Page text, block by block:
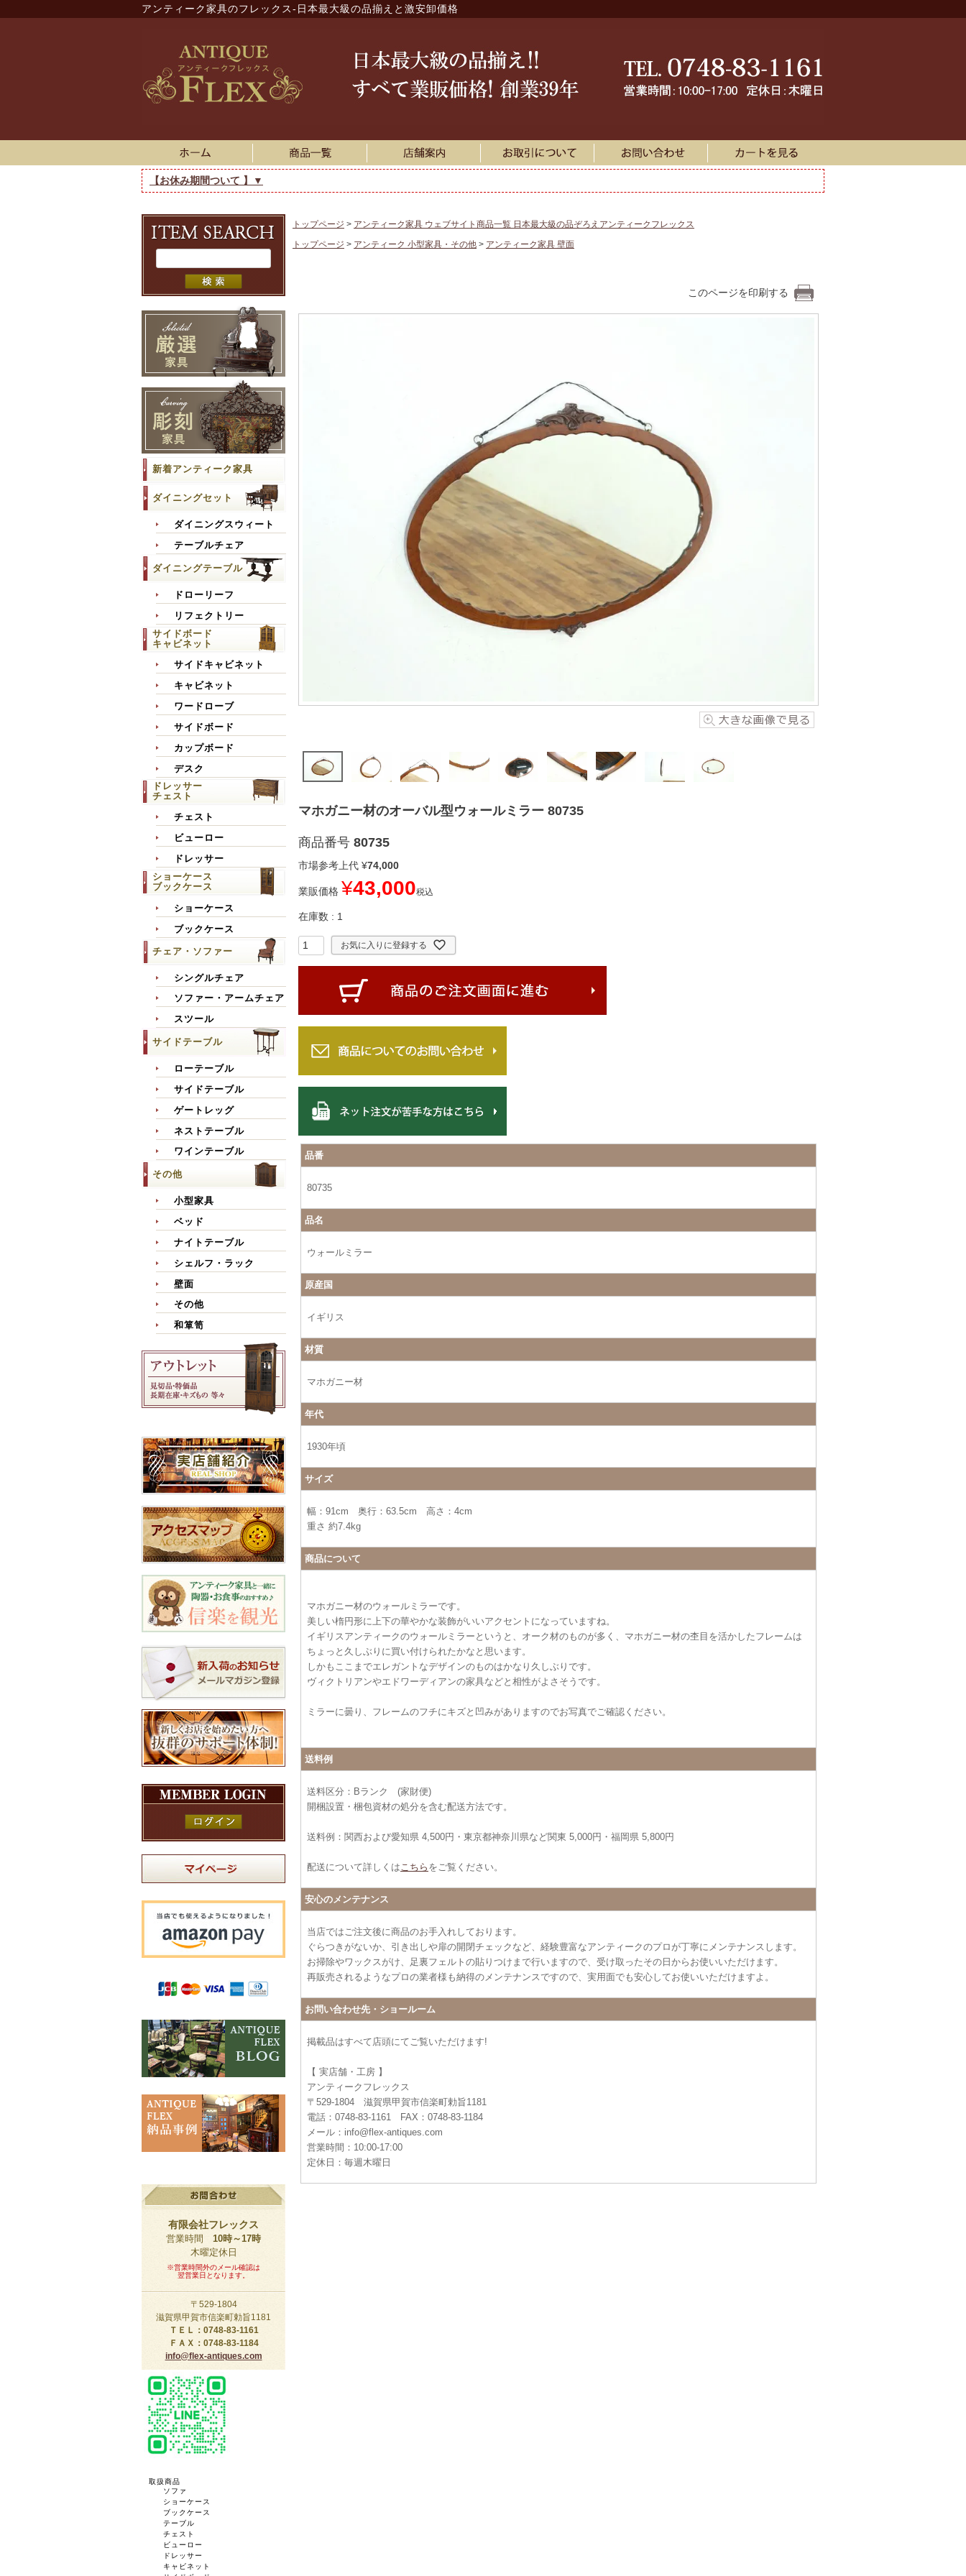
アンティーク家具のフレックス-日本最大級の品揃えと激安卸価格
【お休み期間ついて 】▼
新着アンティーク家具
ダイニングセット
ダイニングスウィート
テーブルチェア
ダイニングテーブル
ドローリーフ
リフェクトリー
サイドボード
キャビネット
サイドキャビネット
キャビネット
ワードローブ
サイドボード
カップボード
デスク
ドレッサー
チェスト
チェスト
ビューロー
ドレッサー
ショーケース
ブックケース
ショーケース
ブックケース
チェア・ソファー
シングルチェア
ソファー・アームチェア
スツール
サイドテーブル
ローテーブル
サイドテーブル
ゲートレッグ
ネストテーブル
ワインテーブル
その他
小型家具
ベッド
ナイトテーブル
シェルフ・ラック
壁面
その他
和箪笥
有限会社フレックス
営業時間 10時～17時
木曜定休日
※営業時間外のメール確認は
翌営業日となります。
〒529-1804
滋賀県甲賀市信楽町勅旨1181
ＴＥＬ：0748-83-1161
ＦＡＸ：0748-83-1184
info@flex-antiques.com
取扱商品
ソファ
ショーケース
ブックケース
テーブル
チェスト
ビューロー
ドレッサー
キャビネット
トップページ
アンティーク家具 ウェブサイト商品一覧 日本最大級の品ぞろえアンティークフレックス
トップページ
アンティーク 小型家具・その他 アンティーク家具 壁面
このページを印刷する
マホガニー材のオーバル型ウォールミラー 80735
商品番号 80735
市場参考上代 ¥74,000
業販価格 ¥43,000税込
在庫数 1
お気に入りに登録する
品番
80735
品名
ウォールミラー
原産国
イギリス
材質
マホガニー材
年代
1930年頃
サイズ
幅：91cm 奥行：63.5cm 高さ：4cm
重さ 約7.4kg
商品について
マホガニー材のウォールミラーです。
美しい楕円形に上下の華やかな装飾がいいアクセントになっていますね。
イギリスアンティークのウォールミラーというと、オーク材のものが多く、マホガニー材の杢目を活かしたフレームは
ちょっと久しぶりに買い付けられたかなと思います。
しかもここまでエレガントなデザインのものはかなり久しぶりです。
ヴィクトリアンやエドワーディアンの家具などと相性がよさそうです。
ミラーに曇り、フレームのフチにキズと凹みがありますのでお写真でご確認ください。
送料例
送料区分：Bランク (家財便)
開梱設置・梱包資材の処分を含む配送方法です。
送料例：関西および愛知県 4,500円・東京都神奈川県など関東 5,000円・福岡県 5,800円
配送について詳しくは こちら をご覧ください。
安心のメンテナンス
当店ではご注文後に商品のお手入れしております。
ぐらつきがないか、引き出しや扉の開閉チェックなど、経験豊富なアンティークのプロが丁寧にメンテナンスします。
お掃除やワックスがけ、足裏フェルトの貼りつけまで行いますので、受け取ったその日からお使いいただけます。
再販売されるようなプロの業者様も納得のメンテナンスですので、実用面でも安心してお使いいただけますよ。
お問い合わせ先・ショールーム
掲載品はすべて店頭にてご覧いただけます!
【 実店舗・工房 】
アンティークフレックス
〒529-1804 滋賀県甲賀市信楽町勅旨1181
電話：0748-83-1161 FAX：0748-83-1184
メール：info@flex-antiques.com
営業時間：10:00-17:00
定休日：毎週木曜日